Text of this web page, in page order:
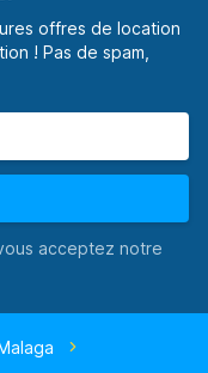
offres de location
! Pas de spam,
acceptez notre